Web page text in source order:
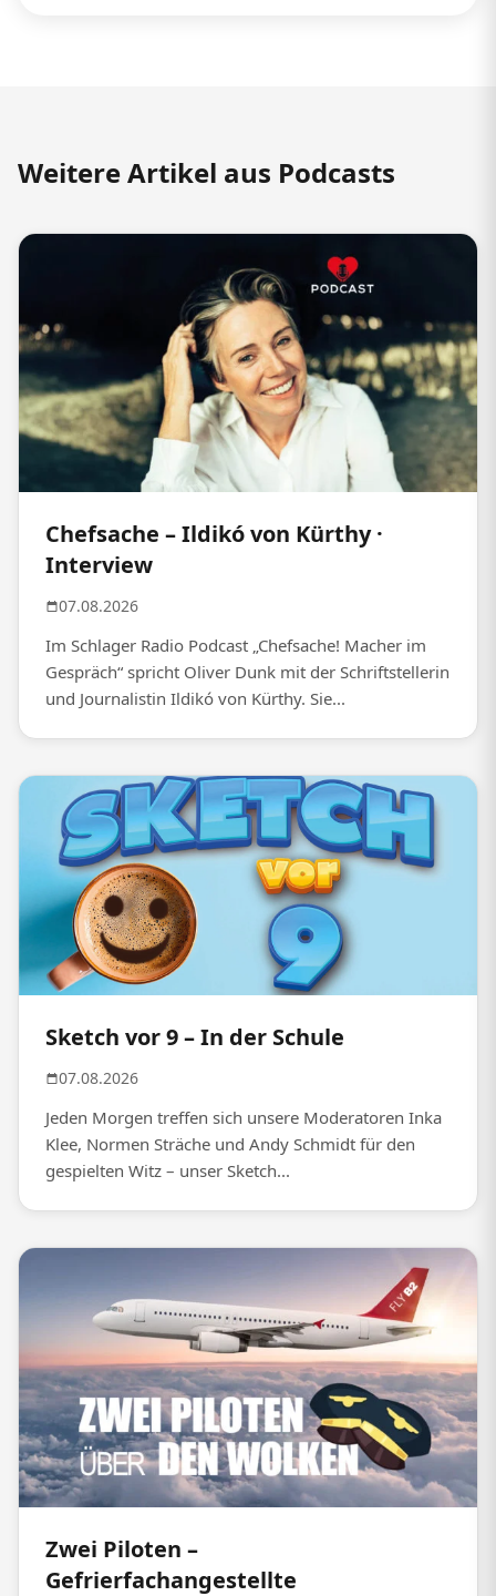
Weitere Artikel aus Podcasts
Chefsache – Ildikó von Kürthy ·
Interview
07.08.2026
Im Schlager Radio Podcast „Chefsache! Macher im
Gespräch“ spricht Oliver Dunk mit der Schriftstellerin
und Journalistin Ildikó von Kürthy. Sie...
Sketch vor 9 – In der Schule
07.08.2026
Jeden Morgen treffen sich unsere Moderatoren Inka
Klee, Normen Sträche und Andy Schmidt für den
gespielten Witz – unser Sketch...
Zwei Piloten –
Gefrierfachangestellte